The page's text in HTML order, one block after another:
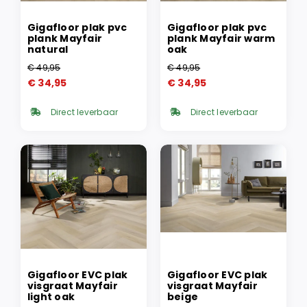
Gigafloor plak pvc
plank Mayfair
natural
€49,95
Oorspronkelijke
was:
€ 34,95
Huidige
is: Direct leverbaar
Gigafloor plak pvc
plank Mayfair warm
oak
€49,95
Oorspronkelijke
was:
€ 34,95
Huidige
is: Direct leverbaar
Gigafloor EVC plak
visgraat Mayfair
light oak
Gigafloor EVC plak
visgraat Mayfair
beige